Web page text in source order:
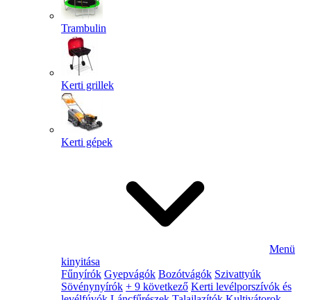
Trambulin
Kerti grillek
Kerti gépek
Menü
kinyitása
Fűnyírók Gyepvágók Bozótvágók Szivattyúk
Sövénynyírók + 9 következő Kerti levélporszívók és